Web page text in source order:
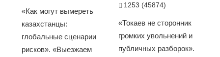
«Как могут вымереть
казахстанцы:
глобальные сценарии
рисков». «Выезжаем
1253 (45874)
«Токаев не сторонник
громких увольнений и
публичных разборок».